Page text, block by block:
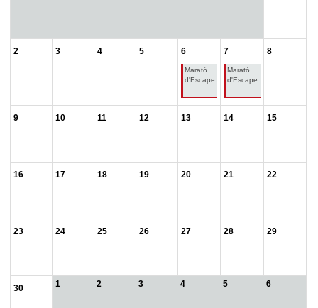
2 3 4 5 6
Marató
d'Escape
7
Marató
d'Escape
8
9 10 11 12 13 14 15
16 17 18 19 20 21 22
23 24 25 26 27 28 29
30 1 2 3 4 5 6